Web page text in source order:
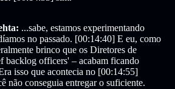
...sabe, estamos experimentando
no passado. [00:14:40] E eu, como
brinco que os Diretores de
backlog officers' – acabam ficando
isso que acontecia no [00:14:55]
não conseguia entregar o suficiente.